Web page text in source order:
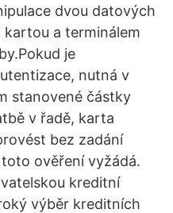
dvou datových
a terminálem
je
nutná v
stanovené částky
v řadě, karta
bez zadání
ověření vyžádá.
kreditní
výběr kreditních